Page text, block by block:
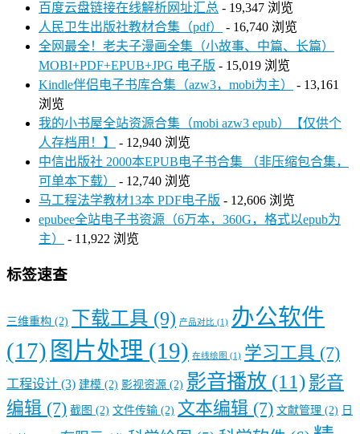
百度云盘链接在线解析网址汇总 - 19,347 浏览
人民卫生出版社教材合集（pdf）
- 16,740 浏览
全网最全！老夫子漫画全集（小故事、中篇、长篇）
MOBI+PDF+EPUB+JPG 电子版 - 15,019 浏览
Kindle伴侣电子书库合集（azw3，mobi为主）
- 13,161
浏览
我的小书屋全站资源合集（mobi azw3 epub）【仅供个
人存档用！】
- 12,940 浏览
中信出版社 2000本EPUB电子书合集 （非压缩包合集，
可单本下载）
- 12,740 浏览
马工程法学教材13本 PDF电子版 - 12,606 浏览
epubee全站电子书资源（6万本，360G，格式以epub为
主）
- 11,922 浏览
标签速查
三维重构 (2) 下载工具 (9) 产品对比 (1) 办公软件
(17) 图片处理 (19) 在线绘图 (1) 学习工具 (7)
工程设计 (3) 建模 (2) 影视资源 (2) 影音播放 (11) 影音
编辑 (7) 截图 (2) 文件传输 (2) 文本编辑 (7) 文献管理 (2) 日